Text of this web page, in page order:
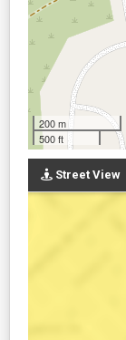
200 m
500 ft
Street View